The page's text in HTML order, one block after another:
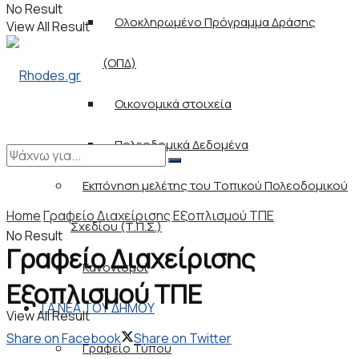
Ολοκληρωμένο Πρόγραμμα Δράσης
(ΟΠΔ)
Οικονομικά στοιχεία
Πολεοδομικά Δεδομένα
Εκπόνηση μελέτης του Τοπικού Πολεοδομικού
Σχεδίου (Τ.Π.Σ.)
Κανονισμοί
ΤΑ ΝΕΑ ΤΟΥ ΔΗΜΟΥ
Γραφείο Τύπου
No Result
View All Result
No Result
View All Result
HomeΓραφείο Διαχείρισης Εξοπλισμού ΤΠΕ
Γραφείο Διαχείρισης
Εξοπλισμού ΤΠΕ
Share on Facebook Share on Twitter